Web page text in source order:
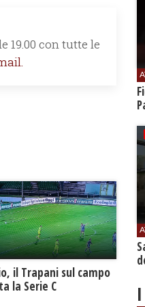
con tutte le
il Trapani sul campo
la Serie C